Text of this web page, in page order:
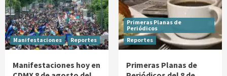
Manifestaciones Reportes
Manifestaciones hoy en
Primeras Planas de
Periódicos
Reportes
Primeras Planas de